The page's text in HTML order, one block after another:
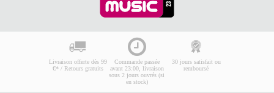
Livraison offerte dès 99
€* / Retours gratuits
Commande passée
avant 23:00, livraison
sous 2 jours ouvrés (si
en stock)
30 jours satisfait ou
remboursé